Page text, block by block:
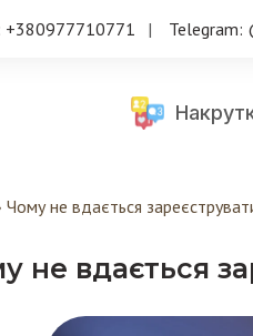
+380977710771 Telegram:
Чому не вдається
не вдається